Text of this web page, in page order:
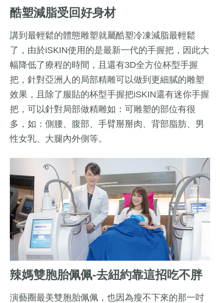
酷塑減脂受回好身材
講到最輕鬆的體態雕塑就屬酷塑冷凍減脂最輕鬆
了，由於iSKIN使用的是最新一代的手握把，因此大
幅降低了療程的時間，且還有3D全方位杯型手握
把，針對亞洲人的局部精雕可以做到更細膩的雕塑
效果，且除了服貼的杯型手握把iSKIN還有迷你手握
把，可以針對局部做精雕如：可雕塑的部位有很
多，如：側腰、腹部、手臂掰掰肉、背部脂肪、男
性女乳、大腿內外側等。
辣媽雙胞胎佩佩-去紐約靠這招吃不胖
演藝圈最美雙胞胎佩佩，也因為瘦不下來的那一吋